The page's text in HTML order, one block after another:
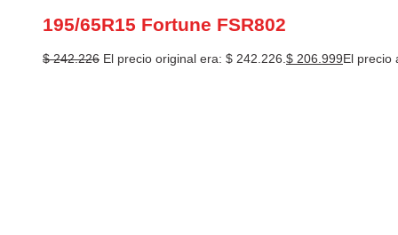
195/65R15 Fortune FSR802
$242.226 El precio original era: $ 242.226. $ 206.999El precio